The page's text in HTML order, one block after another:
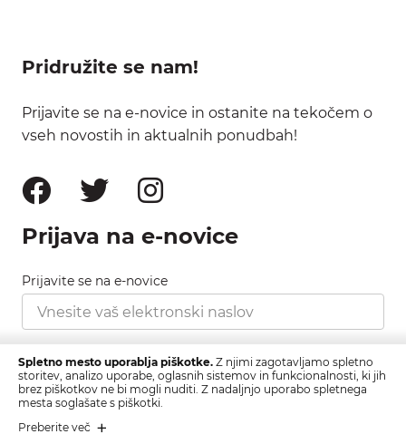
Pridružite se nam!
Prijavite se na e-novice in ostanite na tekočem o
vseh novostih in aktualnih ponudbah!
Prijava na e-novice
Prijavite se na e-novice
Strinjam se s pravilnikom zasebnosti, ki ga najdete
tukaj.
Spletno mesto uporablja piškotke. Z njimi zagotavljamo spletno
storitev, analizo uporabe, oglasnih sistemov in funkcionalnosti, ki jih
brez piškotkov ne bi mogli nuditi. Z nadaljnjo uporabo spletnega
mesta soglašate s piškotki.
Preberite več